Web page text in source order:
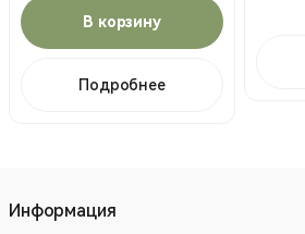
В корзину
Подробнее
Информация